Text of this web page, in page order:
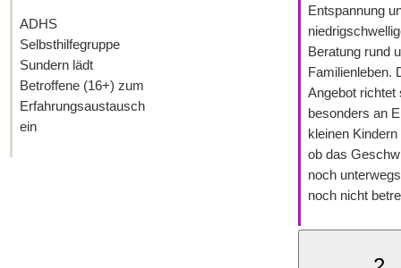
ADHS
Selbsthilfegruppe
Sundern lädt
Betroffene (16+) zum
Erfahrungsaustausch
ein
Entspannung
Beratung rund
Familienleben.
Angebot richtet
besonders an
kleinen Kindern
ob das
noch
noch nicht